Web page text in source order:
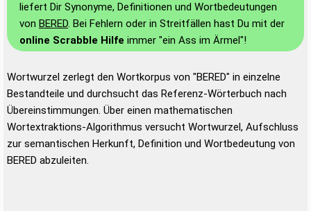
liefert Dir Synonyme, Definitionen und Wortbedeutungen
von BERED. Bei Fehlern oder in Streitfällen hast Du mit der
online Scrabble Hilfe immer "ein Ass im Ärmel"!
Wortwurzel zerlegt den Wortkorpus von "BERED" in einzelne
Bestandteile und durchsucht das Referenz-Wörterbuch nach
Übereinstimmungen. Über einen mathematischen
Wortextraktions-Algorithmus versucht Wortwurzel, Aufschluss
zur semantischen Herkunft, Definition und Wortbedeutung von
BERED abzuleiten.